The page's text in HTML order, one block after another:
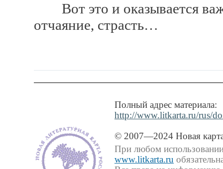
Вот это и оказывается
отчаяние, страсть…
Полный адрес материала:
http://www.litkarta.ru/rus/
© 2007—2024 Новая
При любом использовании
www.litkarta.ru